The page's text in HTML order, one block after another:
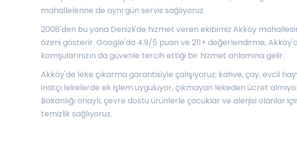
mahallelerine de aynı gün servis sağlıyoruz.
2008'den bu yana Denizli'de hizmet veren ekibimiz Akköy
özeni gösterir. Google'da 4.9/5 puan ve 211+ değerlendirme,
komşularınızın da güvenle tercih ettiği bir hizmet anlamına gelir.
Akköy'de leke çıkarma garantisiyle çalışıyoruz; kahve, çay, evcil
inatçı lekelerde ek işlem uyguluyor, çıkmayan lekeden ücret
Bakanlığı onaylı, çevre dostu ürünlerle çocuklar ve alerjisi olanlar
temizlik sağlıyoruz.